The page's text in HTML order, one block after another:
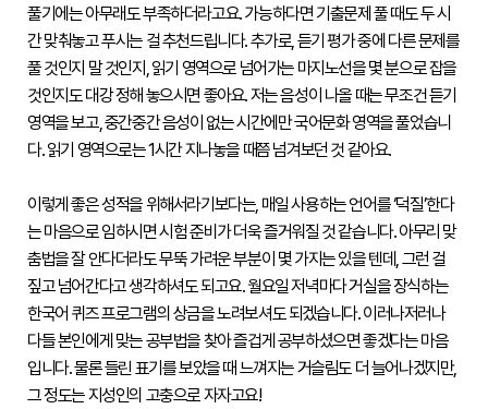
아
동
·
청
소
년
위
한
시험
접수
시험
자료실
책과함께,
KBS한국어능력시험
풀기에는 아무래도 부족하더라고요. 가능하다면 기출문제 풀 때도 두 시
간 맞춰놓고 푸시는 걸 추천드립니다. 추가로, 듣기 평가 중에 다른 문제를
풀 것인지 말 것인지, 읽기 영역으로 넘어가는 마지노선을 몇 분으로 잡을
것인지도 대강 정해 놓으시면 좋아요. 저는 음성이 나올 때는 무조건 듣기
영역을 보고, 중간중간 음성이 없는 시간에만 국어문화 영역을 풀었습니
다. 읽기 영역으로는 1시간 지나놓을 때쯤 넘겨보던 것 같아요.
이렇게 좋은 성적을 위해서라기보다는, 매일 사용하는 언어를 ‘덕질’한다
는 마음으로 임하시면 시험 준비가 더욱 즐거워질 것 같습니다. 아무리 맞
춤법을 잘 안다더라도 무뚝 가려운 부분이 몇 가지는 있을 텐데, 그런 걸
짚고 넘어간다고 생각하셔도 되고요. 월요일 저녁마다 거실을 장식하는
한국어 퀴즈 프로그램의 상금을 노려보셔도 되겠습니다. 이러나저러나
다들 본인에게 맞는 공부법을 찾아 즐겁게 공부하셨으면 좋겠다는 마음
입니다. 물론 들린 표기를 보았을 때 느껴지는 거슬림도 더 늘어나겠지만,
그 정도는 지성인의 고충으로 자자고요!